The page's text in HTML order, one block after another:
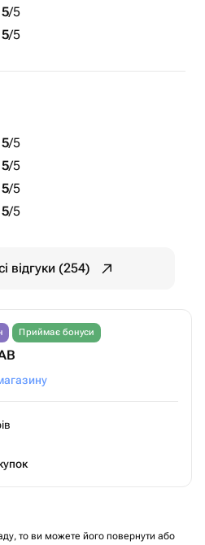
5/5
5/5
5/5
5/5
5/5
5/5
відгуки (254)
Приймає бонуси
то ви можете його повернути або